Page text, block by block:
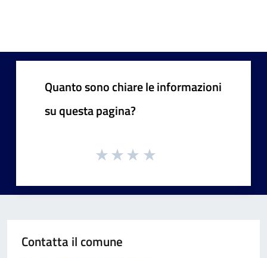
Quanto sono chiare le informazioni
su questa pagina?
Contatta il comune